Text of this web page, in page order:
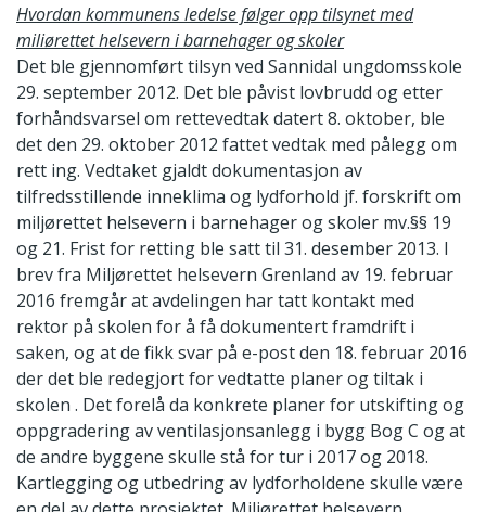
Hvordan kommunens ledelse følger opp tilsynet med
miliørettet helsevern i barnehager og skoler
Det ble gjennomført tilsyn ved Sannidal ungdomsskole
29. september 2012. Det ble påvist lovbrudd og etter
forhåndsvarsel om rettevedtak datert 8. oktober, ble
det den 29. oktober 2012 fattet vedtak med pålegg om
rett ing. Vedtaket gjaldt dokumentasjon av
tilfredsstillende inneklima og lydforhold jf. forskrift om
miljørettet helsevern i barnehager og skoler mv.§§ 19
og 21. Frist for retting ble satt til 31. desember 2013. I
brev fra Miljørettet helsevern Grenland av 19. februar
2016 fremgår at avdelingen har tatt kontakt med
rektor på skolen for å få dokumentert framdrift i
saken, og at de fikk svar på e-post den 18. februar 2016
der det ble redegjort for vedtatte planer og tiltak i
skolen . Det forelå da konkrete planer for utskifting og
oppgradering av ventilasjonsanlegg i bygg Bog C og at
de andre byggene skulle stå for tur i 2017 og 2018.
Kartlegging og utbedring av lydforholdene skulle være